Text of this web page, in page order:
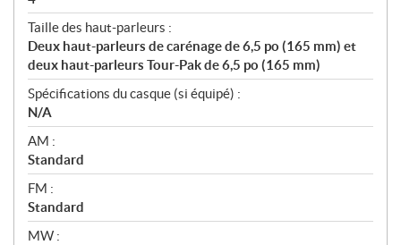
Taille des haut-parleurs :
Deux haut-parleurs de carénage de 6,5 po (165 mm) et
deux haut-parleurs Tour-Pak de 6,5 po (165 mm)
Spécifications du casque (si équipé) :
N/A
AM :
Standard
FM :
Standard
MW :